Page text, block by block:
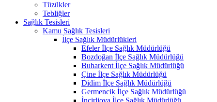
Tüzükler
Tebliğler
Sağlık Tesisleri
Kamu Sağlık Tesisleri
İlçe Sağlık Müdürlükleri
Efeler İlçe Sağlık Müdürlüğü
Bozdoğan İlçe Sağlık Müdürlüğü
Buharkent İlçe Sağlık Müdürlüğü
Çine İlçe Sağlık Müdürlüğü
Didim İlçe Sağlık Müdürlüğü
Germencik İlçe Sağlık Müdürlüğü
İncirliova İlçe Sağlık Müdürlüğü